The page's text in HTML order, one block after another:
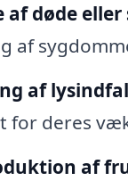
af døde eller
af
af
for deres
af